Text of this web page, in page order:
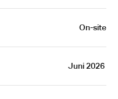
On-site
Juni 2026